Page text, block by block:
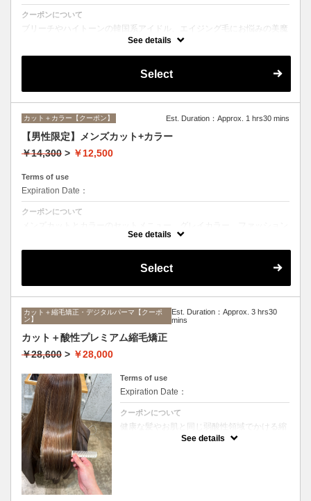
クーポンについて
ブリーチやハイトーンの韓国系アイドル、エイジング毛にお悩みの美魔
女も夢中！全ての世代、髪質、メニューに対応できる髪質改善トリート
See details
Select
カット＋カラー【クーポン】 Est. Duration：Approx. 1 hrs30 mins
【男性限定】メンズカット+カラー
￥14,300 > ￥12,500
Terms of use
Expiration Date：
クーポンについて
カラーどちらも可能です。シャンプー、ブロー込み。
See details
Select
カット＋縮毛矯正・デジタルパーマ【クーポ
ン】
Est. Duration：Approx. 3 hrs30
mins
カット＋酸性プレミアム縮毛矯正
￥28,600 > ￥28,000
Terms of use
Expiration Date：
クーポンについて
健康な髪やお肌と同じ弱酸性領域でかける縮
毛矯正☆髪を瘦せさせることなく、気になる
See details